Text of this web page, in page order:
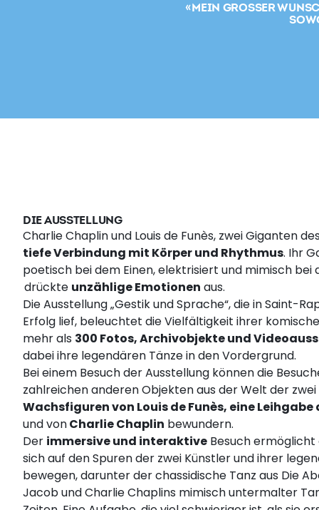
« MEIN GROSSER
DIE AUSSTELLUNG
Charlie Chaplin und Louis de Funès, zwei Giganten
tiefe Verbindung mit Körper und Rhythmus. Ihr
poetisch bei dem Einen, elektrisiert und mimisch bei
drückte unzählige Emotionen aus.
Die Ausstellung „Gestik und Sprache“, die in Saint-
Erfolg lief, beleuchtet die Vielfältigkeit ihrer
mehr als 300 Fotos, Archivobjekte und
dabei ihre legendären Tänze in den Vordergrund.
Bei einem Besuch der Ausstellung können die
zahlreichen anderen Objekten aus der Welt der
Wachsfiguren von Louis de Funès, eine Leihgabe
und vonCharlie Chaplin bewundern.
Der immersive und interaktive Besuch ermöglicht
sich auf den Spuren der zwei Künstler und ihrer
bewegen, darunter der chassidische Tanz aus Die
Jacob und Charlie Chaplins mimisch untermalter